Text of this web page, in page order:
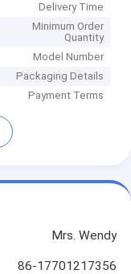
Delivery Time
Minimum Order
Quantity
Model Number
Packaging Details
Payment Terms
Mrs. Wendy
86-17701217356